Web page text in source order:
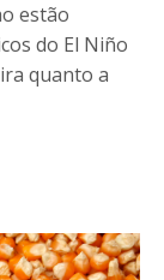
estão
do El Niño
quanto a